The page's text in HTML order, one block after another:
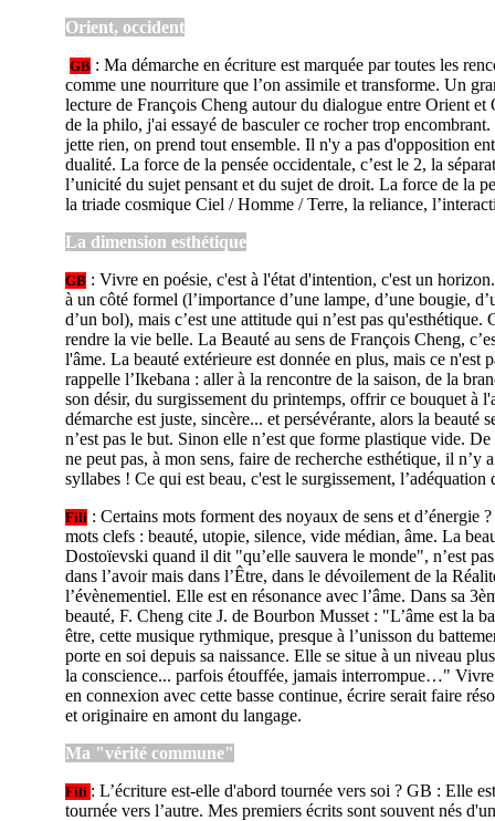
Orient, occident
GB : Ma démarche en écriture est marquée par toutes les
comme une nourriture que l’on assimile et transforme. Un
lecture de François Cheng autour du dialogue entre Orient
de la philo, j'ai essayé de basculer ce rocher trop
jette rien, on prend tout ensemble. Il n'y a pas d'opposition
dualité. La force de la pensée occidentale, c’est le 2, la
l’unicité du sujet pensant et du sujet de droit. La force de la
la triade cosmique Ciel / Homme / Terre, la reliance,
La dimension esthétique
GB : Vivre en poésie, c'est à l'état d'intention, c'est un
à un côté formel (l’importance d’une lampe, d’une bougie,
d’un bol), mais c’est une attitude qui n’est pas qu'esthétique.
rendre la vie belle. La Beauté au sens de François Cheng,
l'âme. La beauté extérieure est donnée en plus, mais ce n'est
rappelle l’Ikebana : aller à la rencontre de la saison, de la
son désir, du surgissement du printemps, offrir ce bouquet à
démarche est juste, sincère... et persévérante, alors la beauté
n’est pas le but. Sinon elle n’est que forme plastique vide.
ne peut pas, à mon sens, faire de recherche esthétique, il n’y
syllabes ! Ce qui est beau, c'est le surgissement, l’adéquation
Fili : Certains mots forment des noyaux de sens et d’énergie ?
mots clefs : beauté, utopie, silence, vide médian, âme. La
Dostoïevski quand il dit "qu’elle sauvera le monde", n’est
dans l’avoir mais dans l’Être, dans le dévoilement de la
l’évènementiel. Elle est en résonance avec l’âme. Dans sa
beauté, F. Cheng cite J. de Bourbon Musset : "L’âme est la
être, cette musique rythmique, presque à l’unisson du
porte en soi depuis sa naissance. Elle se situe à un niveau
la conscience... parfois étouffée, jamais interrompue…" Vivre
en connexion avec cette basse continue, écrire serait faire
et originaire en amont du langage.
Ma "vérité commune"
Fili : L’écriture est-elle d'abord tournée vers soi ? GB : Elle
tournée vers l’autre. Mes premiers écrits sont souvent nés